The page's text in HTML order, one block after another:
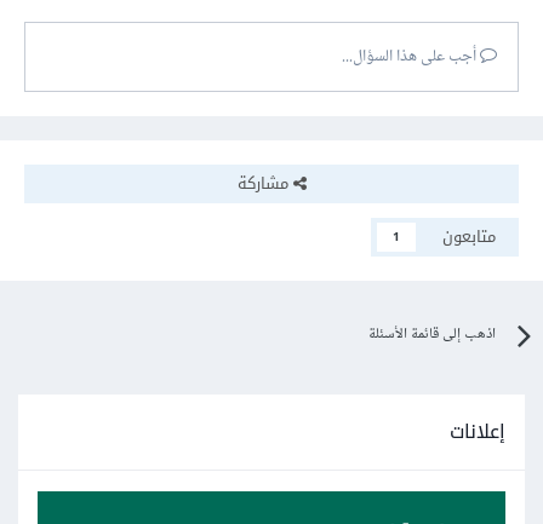
أجب على هذا السؤال...
مشاركة
متابعون
1
اذهب إلى قائمة الأسئلة
إعلانات